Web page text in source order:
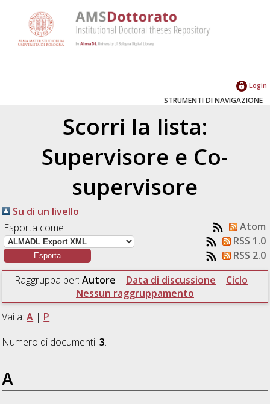
Login
STRUMENTI DI NAVIGAZIONE
Scorri la lista:
Supervisore e Co-
supervisore
Su di un livello
Esporta come
Atom
RSS 1.0
RSS 2.0
Raggruppa per: Autore | Data di discussione | Ciclo |
Nessun raggruppamento
Vai a:A | P
Numero di documenti:3.
A